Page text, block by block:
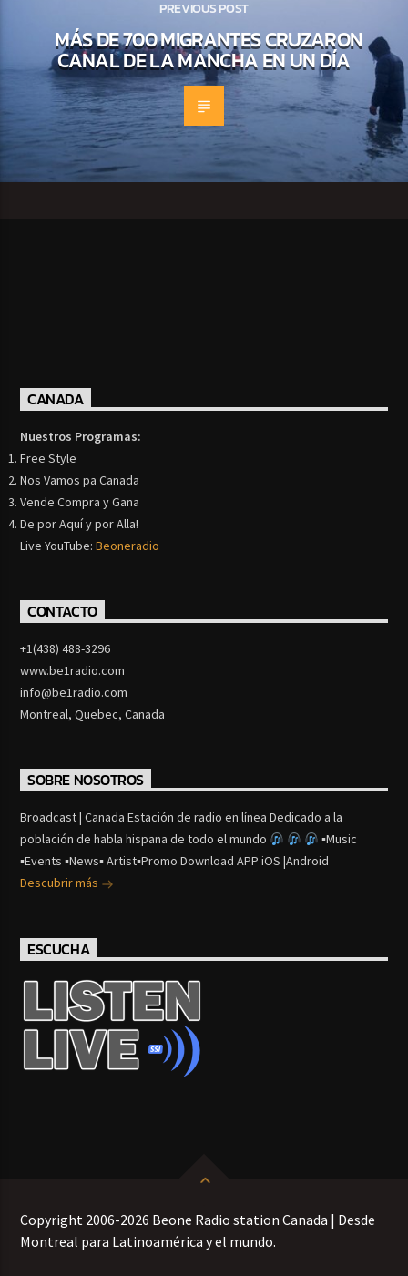
PREVIOUS POST
MÁS DE 700 MIGRANTES CRUZARON
CANAL DE LA MANCHA EN UN DÍA
CANADA
Nuestros Programas:
Free Style
Nos Vamos pa Canada
Vende Compra y Gana
De por Aquí y por Alla!
Live YouTube:Beoneradio
CONTACTO
+1(438) 488-3296
www.be1radio.com
info@be1radio.com
Montreal, Quebec, Canada
SOBRE NOSOTROS
Broadcast | Canada Estación de radio en línea Dedicado a la
población de habla hispana de todo el mundo
▪Music
▪Events ▪News▪ Artist▪Promo Download APP iOS |Android
Descubrir más
ESCUCHA
Copyright 2006-2026 Beone Radio station Canada | Desde
Montreal para Latinoamérica y el mundo.